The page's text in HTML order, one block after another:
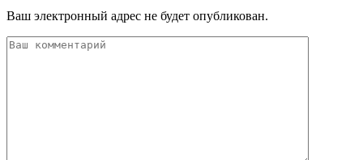
Ваш электронный адрес не будет опубликован.